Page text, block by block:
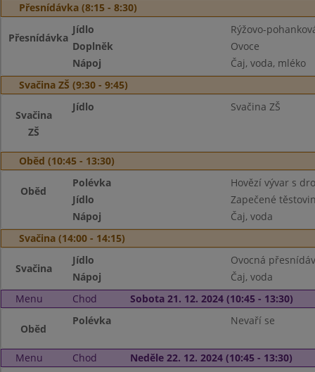
Přesnídávka (8:15 - 8:30)
Přesnídávka
Jídlo
Rýžovo-
Doplněk
Ovoce
Nápoj
Čaj, voda, mléko
Svačina ZŠ (9:30 - 9:45)
Svačina
ZŠ
Jídlo Svačina ZŠ
Oběd (10:45 - 13:30)
Oběd
Polévka
Hovězí vývar s
Jídlo
Zapečené
Nápoj
Čaj, voda
Svačina (14:00 - 14:15)
Svačina
Jídlo
Ovocná
Nápoj
Čaj, voda
Menu
Chod Sobota 21. 12. 2024 (10:45 - 13:30)
Oběd
Polévka Nevaří se
Menu Chod Neděle 22. 12. 2024 (10:45 - 13:30)